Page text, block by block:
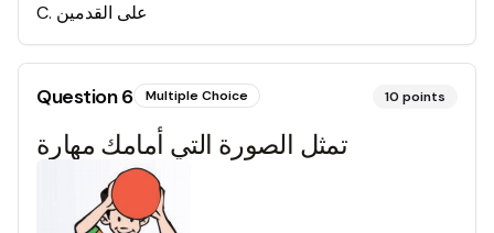
C. على القدمين
Question6 Multiple Choice 10 points
تمثل الصورة التي أمامك مهارة